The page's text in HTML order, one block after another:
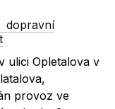
dopravní
v ulici Opletalova v
provoz ve